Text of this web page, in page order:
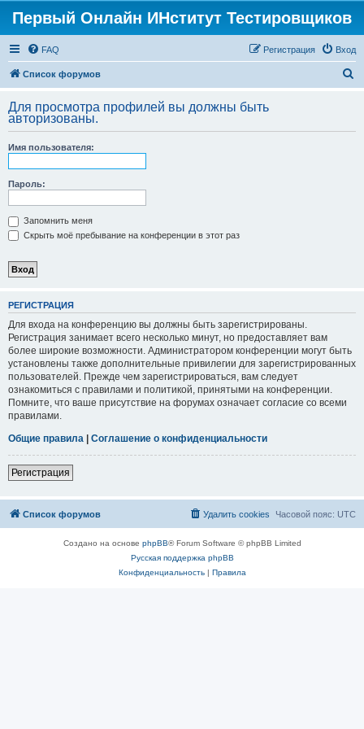
Первый Онлайн ИНститут Тестировщиков
FAQ Вход
Регистрация
Список форумов
с
Для просмотра профилей вы должны быть
авторизованы.
Имя пользователя:
Пароль:
Запомнить меня
Скрыть моё пребывание на конференции в этот раз
РЕГИСТРАЦИЯ
Для входа на конференцию вы должны быть зарегистрированы.
Регистрация занимает всего несколько минут, но предоставляет вам
более широкие возможности. Администратором конференции могут быть
установлены также дополнительные привилегии для зарегистрированных
пользователей. Прежде чем зарегистрироваться, вам следует
ознакомиться с правилами и политикой, принятыми на конференции.
Помните, что ваше присутствие на форумах означает согласие со всеми
правилами.
Общие правила | Соглашение о конфиденциальности
Регистрация
Список форумов Часовой пояс: UTC
Удалить cookies
Создано на основе phpBB® Forum Software © phpBB Limited
Русская поддержка phpBB
Конфиденциальность| Правила